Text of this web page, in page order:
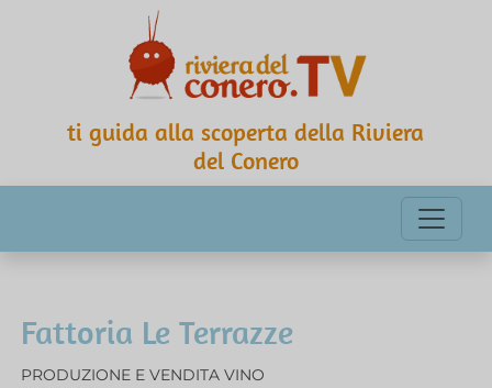
ti guida alla scoperta della Riviera
del Conero
Fattoria Le Terrazze
PRODUZIONE E VENDITA VINO